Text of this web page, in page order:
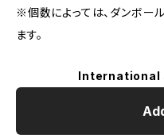
※個数によっては、ダンボー
ます。
International